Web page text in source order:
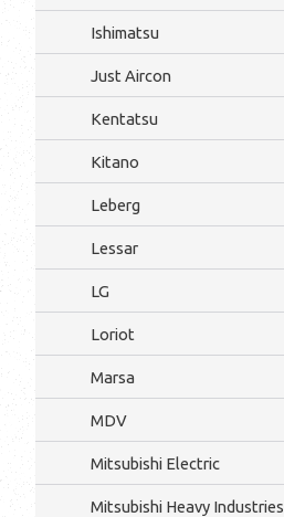
Ishimatsu
Just Aircon
Kentatsu
Kitano
Leberg
Lessar
LG
Loriot
Marsa
MDV
Mitsubishi Electric
Mitsubishi Heavy Industries